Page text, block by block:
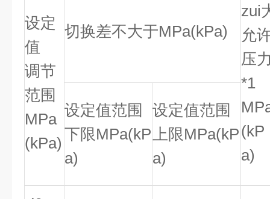
设定
值
调节
范围
MPa
(kPa)
切换差不大于MPa(kPa)
zui
允
压
*1
(kP
a)
设定值范围
下限MPa(kP
a)
设定值范围
上限MPa(kP
a)